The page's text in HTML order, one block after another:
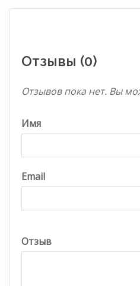
Отзывы (0)
Отзывов пока нет. Вы
Имя
Email
Отзыв